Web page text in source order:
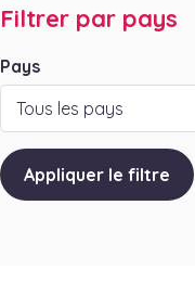
Filtrer par pays
Pays
Appliquer le filtre